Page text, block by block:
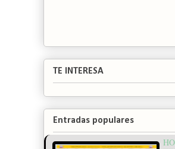
TE INTERESA
Entradas populares